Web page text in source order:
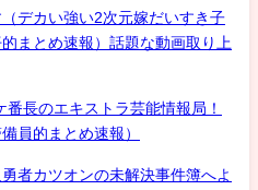
デカい強い2次元嫁だいすき子
まとめ速報）話題な動画取り上
長のエキストラ芸能情報局！
員的まとめ速報）
者カツオンの未解決事件簿へよ